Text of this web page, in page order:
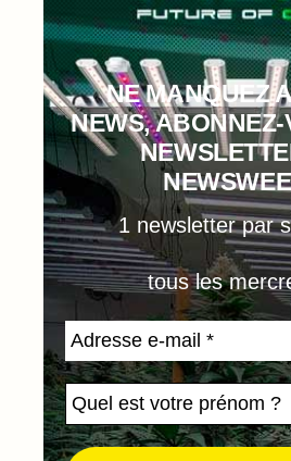
NE MANQUEZ
NEWS,
1 newsletter par
tous les